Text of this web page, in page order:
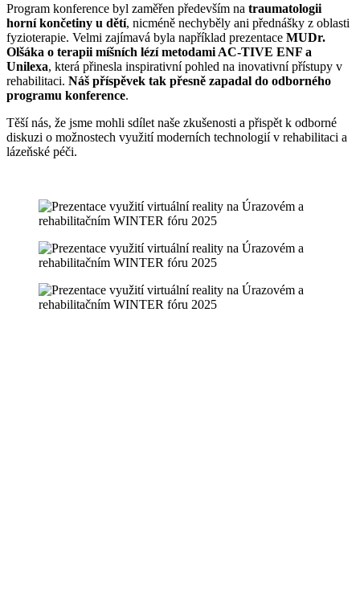
Program konference byl zaměřen především na traumatologii
horní končetiny u dětí, nicméně nechyběly ani přednášky z oblasti
fyzioterapie. Velmi zajímavá byla například prezentace MUDr.
Olšáka o terapii míšních lézí metodami AC-TIVE ENF a
Unilexa, která přinesla inspirativní pohled na inovativní přístupy v
rehabilitaci. Náš příspěvek tak přesně zapadal do odborného
programu konference.
Těší nás, že jsme mohli sdílet naše zkušenosti a přispět k odborné
diskuzi o možnostech využití moderních technologií v rehabilitaci a
lázeňské péči.